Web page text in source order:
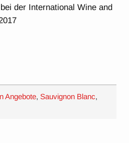
der International Wine and
Angebote,Sauvignon Blanc,